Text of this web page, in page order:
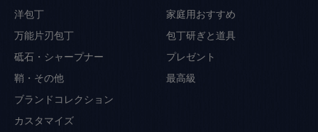
洋包丁
万能片刃包丁
砥石・シャープナー
鞘・その他
ブランドコレクション
カスタマイズ
家庭用おすすめ
包丁研ぎと道具
プレゼント
最高級